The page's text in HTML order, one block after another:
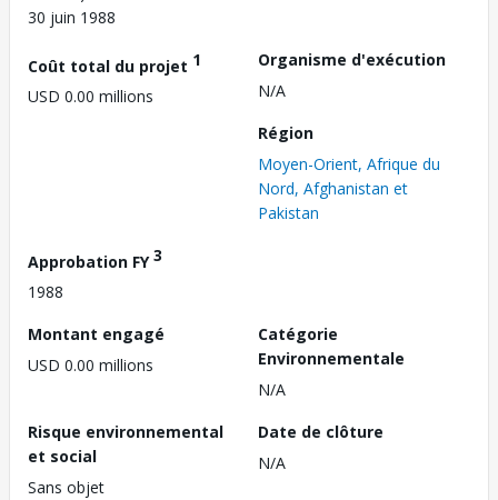
30 juin 1988
Coût total du projet 1
USD 0.00 millions
Organisme d'exécution
N/A
Région
Moyen-Orient, Afrique du
Nord, Afghanistan et
Pakistan
Approbation FY3
1988
Montant engagé
USD 0.00 millions
Catégorie
Environnementale
N/A
Risque environnemental
et social
Sans objet
Date de clôture
N/A